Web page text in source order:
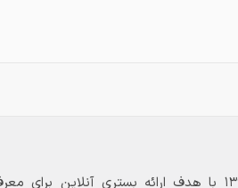
بازارگاه الکترونیکی فولاد ۲۴ از بهار ۱۳۹۷ با هدف ارائه بستری آنلاین